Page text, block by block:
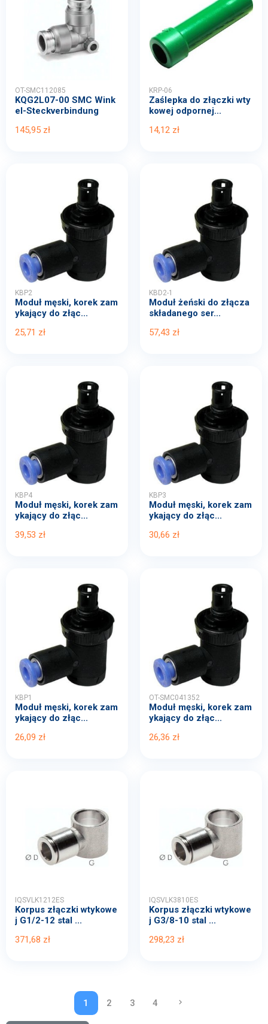
OT-SMC112085
KQG2L07-00 SMC Wink
el-Steckverbindung
145,95 zł
KRP-06
Zaślepka do złączki wty
kowej odpornej...
14,12 zł
KBP2
Moduł męski, korek zam
ykający do złąc...
25,71 zł
KBD2-1
Moduł żeński do złącza
składanego ser...
57,43 zł
KBP4
Moduł męski, korek zam
ykający do złąc...
39,53 zł
KBP3
Moduł męski, korek zam
ykający do złąc...
30,66 zł
KBP1
Moduł męski, korek zam
ykający do złąc...
26,09 zł
OT-SMC041352
Moduł męski, korek zam
ykający do złąc...
26,36 zł
IQSVLK1212ES
Korpus złączki wtykowe
j G1/2-12 stal ...
371,68 zł
IQSVLK3810ES
Korpus złączki wtykowe
j G3/8-10 stal ...
298,23 zł
1 2 3 4 keyboard_arrow_rightNASTĘPNY